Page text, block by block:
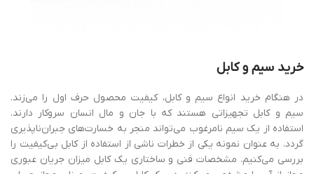
خرید سیم و کابل
در هنگام خرید انواع سیم و کابل، کیفیت محصول حرف اول را می‌زند.
سیم و کابل تجهیزاتی هستند که با جان و مال انسان سروکار دارند.
استفاده از یک سیم نامرغوب می‌تواند منجر به خسارت‌های جبران‌ناپذیری
گردد. به عنوان نمونه یکی از خطرات ناشی از استفاده از کابل بی‌کیفیت را
بررسی می‌کنیم. مشخصات فنی و ساختاری یک کابل میزان جریان عبوری